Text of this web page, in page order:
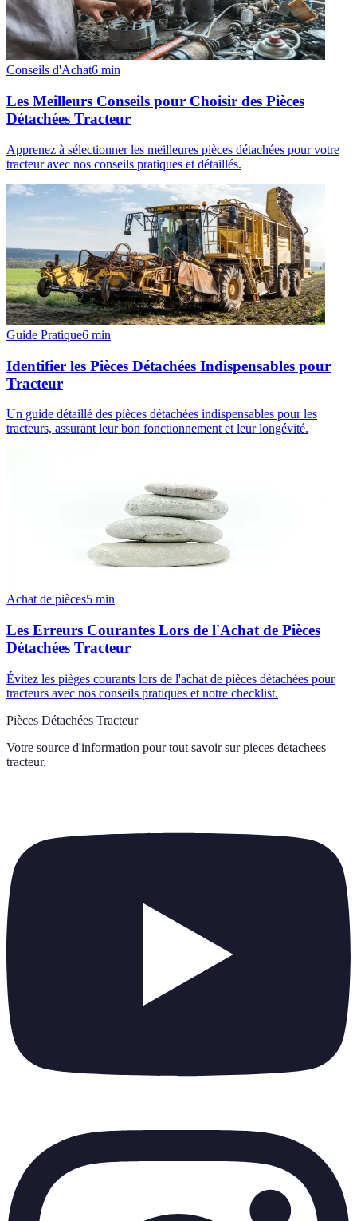
Conseils d'Achat6 min
Les Meilleurs Conseils pour Choisir des Pièces
Détachées Tracteur
Apprenez à sélectionner les meilleures pièces détachées pour votre
tracteur avec nos conseils pratiques et détaillés.
Guide Pratique6 min
Identifier les Pièces Détachées Indispensables pour
Tracteur
Un guide détaillé des pièces détachées indispensables pour les
tracteurs, assurant leur bon fonctionnement et leur longévité.
Achat de pièces5 min
Les Erreurs Courantes Lors de l'Achat de Pièces
Détachées Tracteur
Évitez les pièges courants lors de l'achat de pièces détachées pour
tracteurs avec nos conseils pratiques et notre checklist.
Pièces Détachées Tracteur
Votre source d'information pour tout savoir sur pieces detachees
tracteur.